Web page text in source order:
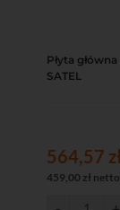
Płyta
SATEL
564,57
459,00 zł netto